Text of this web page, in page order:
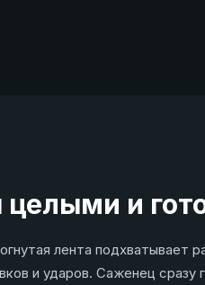
и
лента подхватывает
и ударов. Саженец сразу